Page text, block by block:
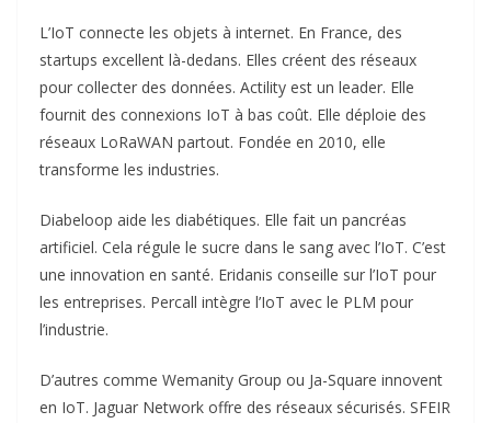
L’IoT connecte les objets à internet. En France, des
startups excellent là-dedans. Elles créent des réseaux
pour collecter des données. Actility est un leader. Elle
fournit des connexions IoT à bas coût. Elle déploie des
réseaux LoRaWAN partout. Fondée en 2010, elle
transforme les industries.
Diabeloop aide les diabétiques. Elle fait un pancréas
artificiel. Cela régule le sucre dans le sang avec l’IoT. C’est
une innovation en santé. Eridanis conseille sur l’IoT pour
les entreprises. Percall intègre l’IoT avec le PLM pour
l’industrie.
D’autres comme Wemanity Group ou Ja-Square innovent
en IoT. Jaguar Network offre des réseaux sécurisés. SFEIR